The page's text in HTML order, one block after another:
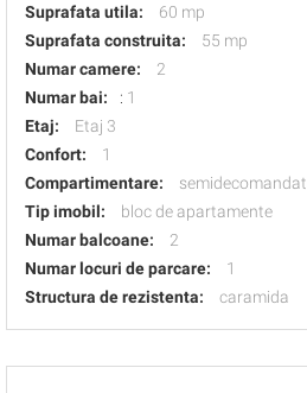
Suprafata utila:
60 mp
Suprafata construita:
55 mp
Numar camere:
2
Numar bai:
: 1
Etaj:
Etaj 3
Confort:
1
Compartimentare:
semidecomandat
Tip imobil:
bloc de apartamente
Numar balcoane:
2
Numar locuri de parcare:
1
Structura de rezistenta:
caramida